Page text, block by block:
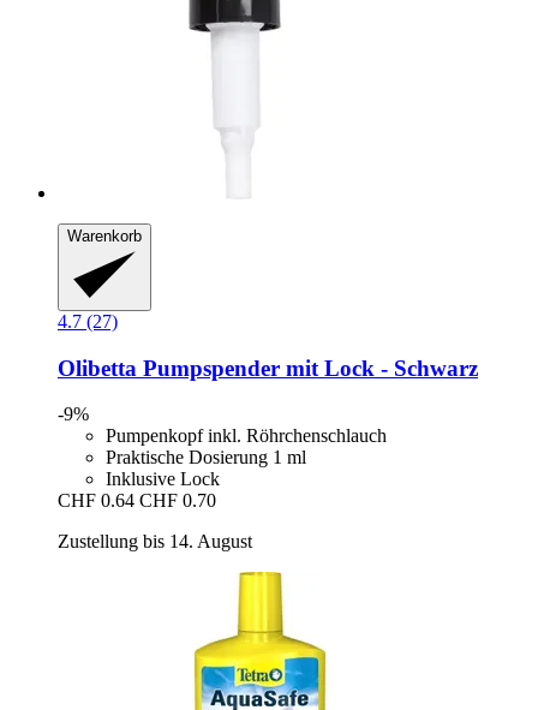
Warenkorb
4.7 (27)
Olibetta Pumpspender mit Lock -​ Schwarz
-9%
Pumpenkopf inkl. Röhrchenschlauch
Praktische Dosierung 1 ml
Inklusive Lock
CHF 0.64 CHF 0.70
Zustellung bis 14. August